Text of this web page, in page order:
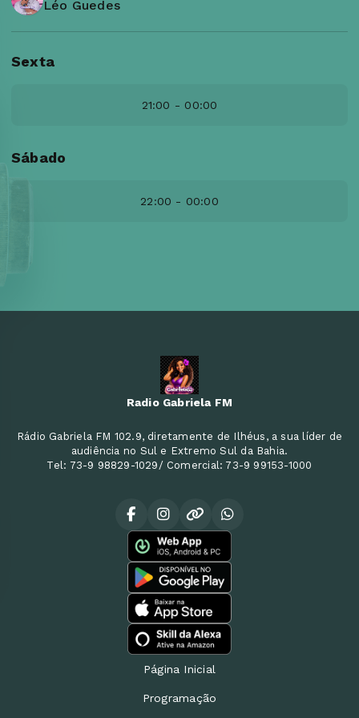
Léo Guedes
Sexta
21:00 - 00:00
Sábado
22:00 - 00:00
Radio Gabriela FM
Rádio Gabriela FM 102.9, diretamente de Ilhéus, a sua líder de
audiência no Sul e Extremo Sul da Bahia.
Tel: 73-9 98829-1029/ Comercial: 73-9 99153-1000
Página Inicial
Programação